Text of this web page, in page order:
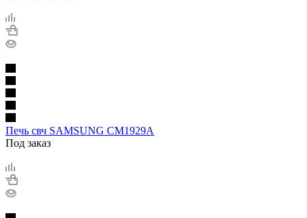
Печь свч SAMSUNG CM1929A
Под заказ